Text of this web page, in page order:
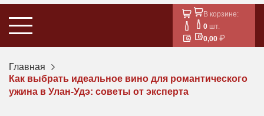
В корзине:
0 шт.
0,00
Главная
Как выбрать идеальное вино для романтического
ужина в Улан-Удэ: советы от эксперта